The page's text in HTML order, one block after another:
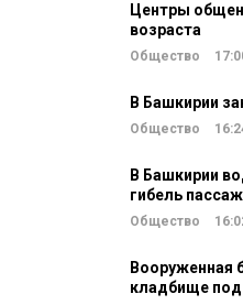
Центры
возраста
Общество
В Башкирии
Общество
В Башкирии
гибель
Общество
Вооруженная
кладбище